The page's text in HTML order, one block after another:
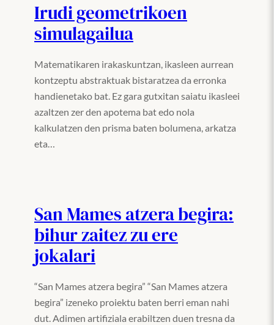
Irudi geometrikoen
simulagailua
Matematikaren irakaskuntzan, ikasleen aurrean
kontzeptu abstraktuak bistaratzea da erronka
handienetako bat. Ez gara gutxitan saiatu ikasleei
azaltzen zer den apotema bat edo nola
kalkulatzen den prisma baten bolumena, arkatza
eta…
San Mames atzera begira:
bihur zaitez zu ere
jokalari
“San Mames atzera begira” “San Mames atzera
begira” izeneko proiektu baten berri eman nahi
dut. Adimen artifiziala erabiltzen duen tresna da